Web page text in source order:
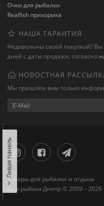
Очки для рыбалки
Realfish прикормка
НАША ГАРАНТИЯ
Недовольны своей покупкой?
дней с даты продажи, согласно
НОВОСТНАЯ
Мы пришлем вам только
Товары для рыбалки и отдыха
Дом рыбака Днепр © 2009 – 2026
Левая панель